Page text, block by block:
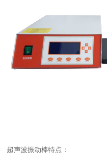
超声波振动棒特点：